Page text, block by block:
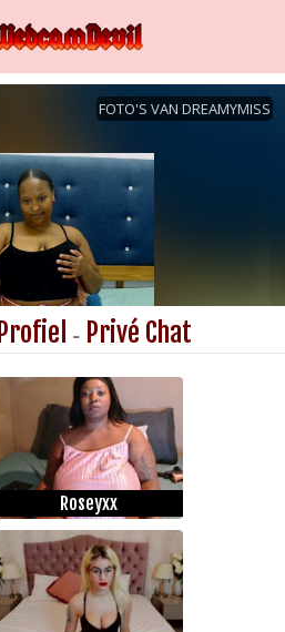
Profiel - Privé Chat
Roseyxx